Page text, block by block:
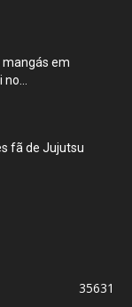
mangás em
no...
fã de Jujutsu
35631